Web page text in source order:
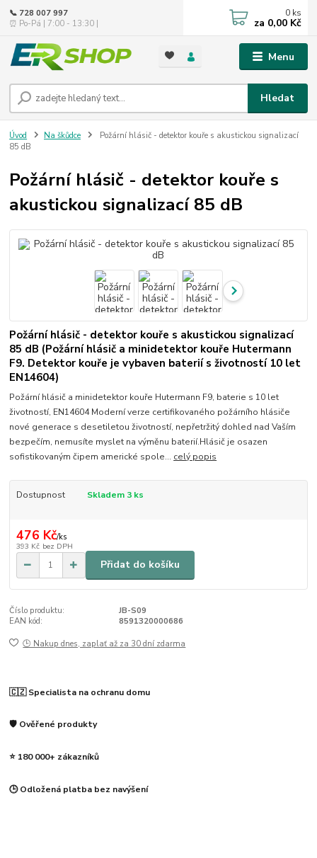
Menu
Hledat
📞 728 007 997
⏰ Po-Pá | 7:00 - 13:30 |
0 ks
za 0,00 Kč
Úvod Na škůdce
Požární hlásič - detektor kouře s akustickou signalizací
85 dB
Požární hlásič - detektor kouře s
akustickou signalizací 85 dB
Požární hlásič - detektor kouře s akustickou signalizací
85 dB (Požární hlásič a minidetektor kouře Hutermann
F9. Detektor kouře je vybaven baterií s životností 10 let
EN14604)
Požární hlásič a minidetektor kouře Hutermann F9, baterie s 10 let
životností, EN14604 Moderní verze certifikovaného požárního hlásiče
nové generace s desetiletou životností, nepřetržitý dohled nad Vaším
bezpečím, nemusíte myslet na výměnu baterií.Hlásič je osazen
sofistikovaným čipem americké spole... celý popis
Dostupnost Skladem 3 ks
476 Kč/ks
393 Kč bez DPH
Přidat do košíku
Číslo produktu:
JB-S09
EAN kód:
8591320000686
🕒 Nakup dnes, zaplať až za 30 dní zdarma
🇨🇿 Specialista na ochranu domu
🛡️ Ověřené produkty
⭐ 180 000+ zákazníků
🕒 Odložená platba bez navýšení